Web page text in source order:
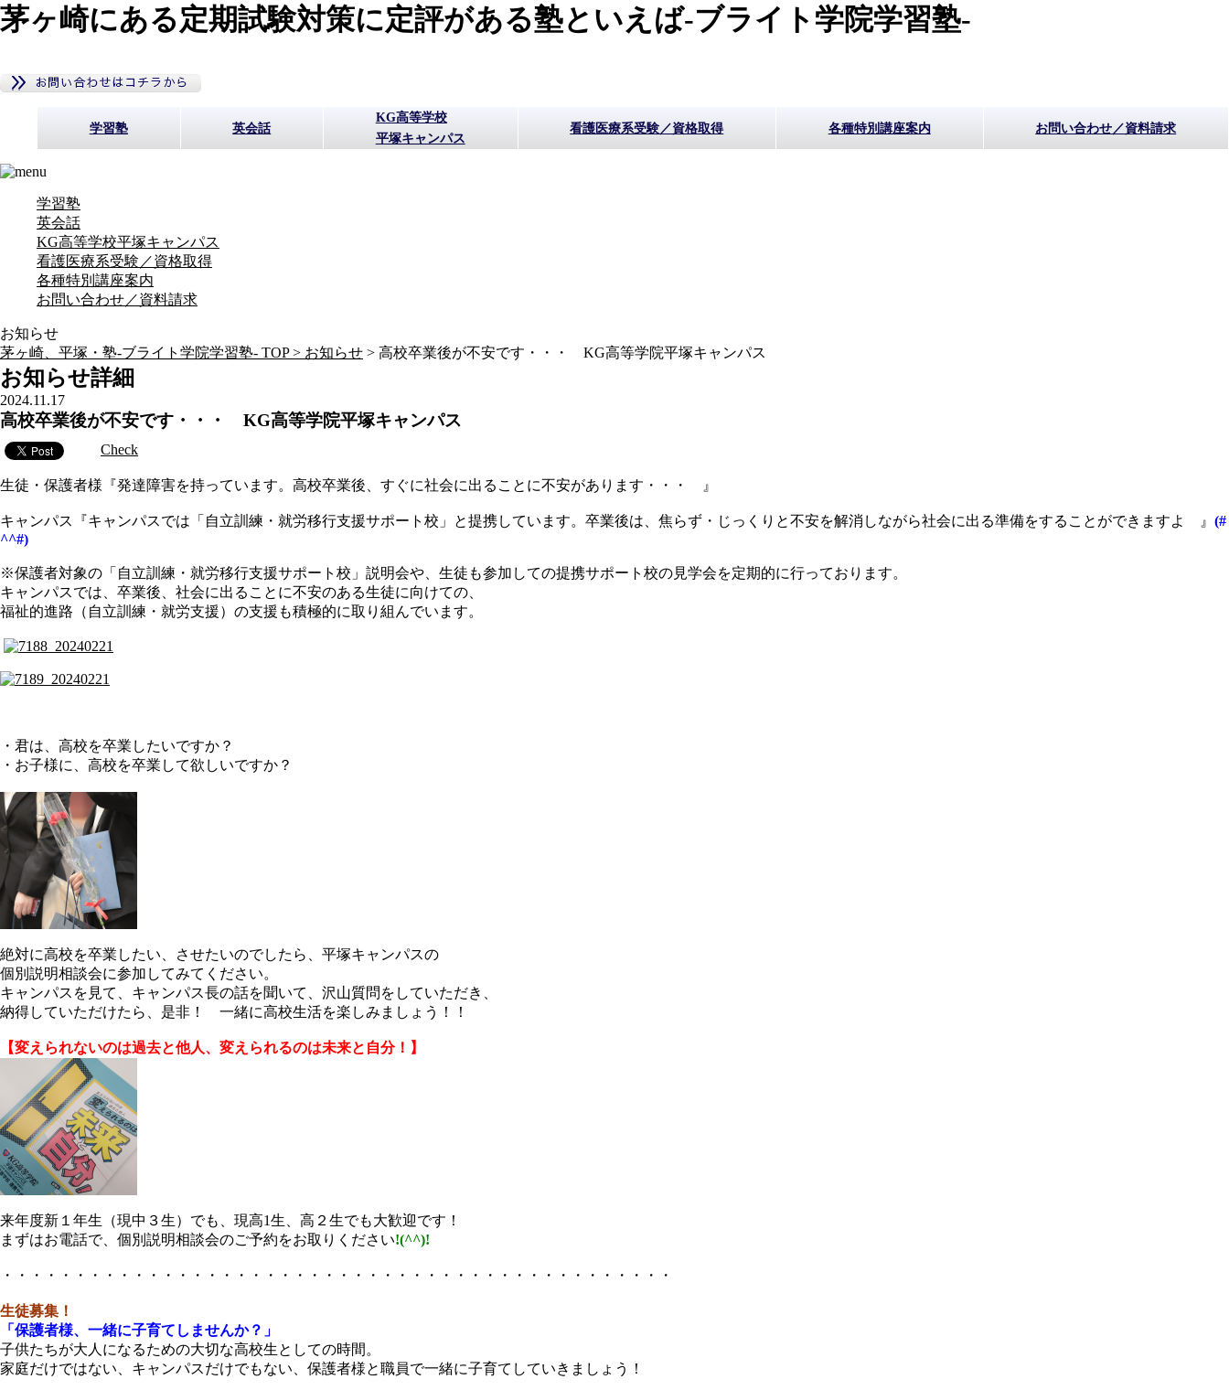
茅ヶ崎にある定期試験対策に定評がある塾といえば-ブライト学院学習塾-
学習塾 英会話
KG高等学校
平塚キャンパス
看護医療系受験／資格取得 各種特別講座案内 お問い合わせ／資料請求
学習塾
英会話
KG高等学校平塚キャンパス
看護医療系受験／資格取得
各種特別講座案内
お問い合わせ／資料請求
お知らせ
茅ヶ崎、平塚・塾-ブライト学院学習塾- TOP > お知らせ > 高校卒業後が不安です・・・ KG高等学院平塚キャンパス
お知らせ詳細
2024.11.17
高校卒業後が不安です・・・ KG高等学院平塚キャンパス
Check
生徒・保護者様『発達障害を持っています。高校卒業後、すぐに社会に出ることに不安があります・・・ 』
キャンパス『キャンパスでは「自立訓練・就労移行支援サポート校」と提携しています。卒業後は、焦らず・じっくりと不安を解消しながら社会に出る準備をすることができますよ 』 (#
^^#)
※保護者対象の「自立訓練・就労移行支援サポート校」説明会や、生徒も参加しての提携サポート校の見学会を定期的に行っております。
キャンパスでは、卒業後、社会に出ることに不安のある生徒に向けての、
福祉的進路（自立訓練・就労支援）の支援も積極的に取り組んでいます。
・君は、高校を卒業したいですか？
・お子様に、高校を卒業して欲しいですか？
絶対に高校を卒業したい、させたいのでしたら、平塚キャンパスの
個別説明相談会に参加してみてください。
キャンパスを見て、キャンパス長の話を聞いて、沢山質問をしていただき、
納得していただけたら、是非！ 一緒に高校生活を楽しみましょう！！
【変えられないのは過去と他人、変えられるのは未来と自分！】
来年度新１年生（現中３生）でも、現高1生、高２生でも大歓迎です！
まずはお電話で、個別説明相談会のご予約をお取りください!(^^)!
・・・・・・・・・・・・・・・・・・・・・・・・・・・・・・・・・・・・・・・・・・・・・・
生徒募集！
「保護者様、一緒に子育てしませんか？」
子供たちが大人になるための大切な高校生としての時間。
家庭だけではない、キャンパスだけでもない、保護者様と職員で一緒に子育てしていきましょう！